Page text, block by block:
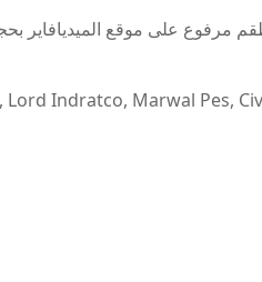
مرفوع على موقع الميديافاير بحجم 18
Lord Indratco, Marwal Pes,